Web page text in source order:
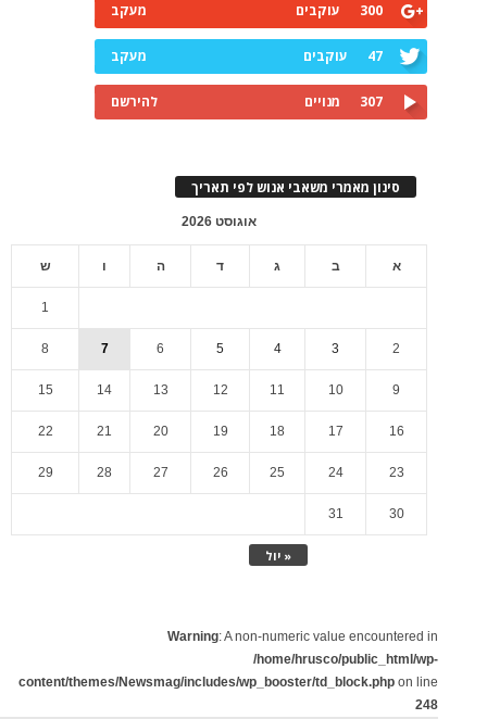
300 עוקבים מעקב
47 עוקבים מעקב
307 מנויים להירשם
סינון מאמרי משאבי אנוש לפי תאריך
אוגוסט 2026
א ב ג ד ה ו ש
« יול
1
2
3
4
5
6
7
8
9
10
11
12
13
14
15
16
17
18
19
20
21
22
23
24
25
26
27
28
29
30
31
Warning: A non-numeric value encountered in
/home/hrusco/public_html/wp-
content/themes/Newsmag/includes/wp_booster/td_block.php on line
248